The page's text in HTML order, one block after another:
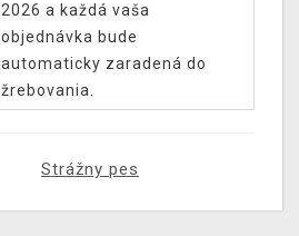
2026 a každá vaša
objednávka bude
automaticky zaradená do
žrebovania.
Strážny pes